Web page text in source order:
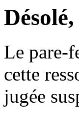
Le pare-
cette
jugée